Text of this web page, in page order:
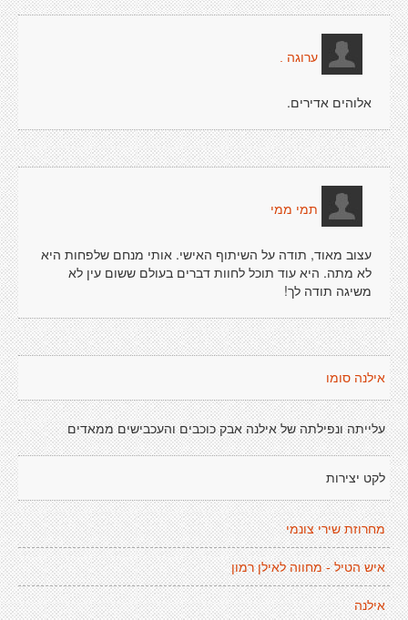
ערוגה .
אלוהים אדירים.
תמי ממי
עצוב מאוד, תודה על השיתוף האישי. אותי מנחם שלפחות היא
לא מתה. היא עוד תוכל לחוות דברים בעולם ששום עין לא
משיגה תודה לך!
אילנה סומו
עלייתה ונפילתה של אילנה אבק כוכבים והעכבישים ממאדים
לקט יצירות
מחרוזת שירי צונמי
איש הטיל - מחווה לאילן רמון
אילנה